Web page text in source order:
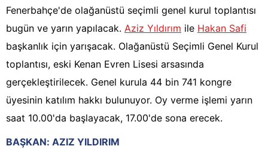
Fenerbahçe'de olağanüstü seçimli genel kurul toplantısı
bugün ve yarın yapılacak. Aziz Yıldırım ile Hakan Safi
başkanlık için yarışacak. Olağanüstü Seçimli Genel Kurul
toplantısı, eski Kenan Evren Lisesi arsasında
gerçekleştirilecek. Genel kurula 44 bin 741 kongre
üyesinin katılım hakkı bulunuyor. Oy verme işlemi yarın
saat 10.00'da başlayacak, 17.00'de sona erecek.
BAŞKAN: AZIZ YILDIRIM